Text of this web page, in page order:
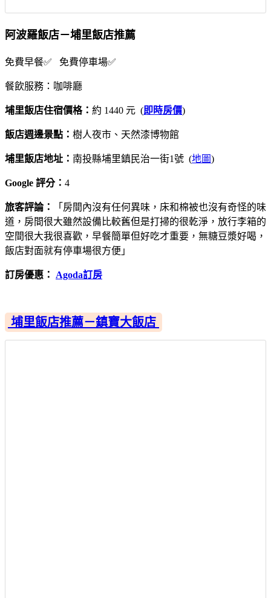
阿波羅飯店－埔里飯店推薦
免費早餐✅ 免費停車場✅
餐飲服務：咖啡廳
埔里飯店住宿價格： 約 1440 元 (即時房價)
飯店週邊景點： 樹人夜市、天然漆博物館
埔里飯店地址： 南投縣埔里鎮民治一街1號 (地圖)
Google 評分： 4
旅客評論：
「房間內沒有任何異味，床和棉被也沒有奇怪的味
道，房間很大雖然設備比較舊但是打掃的很乾淨，放行李箱的
空間很大我很喜歡，早餐簡單但好吃才重要，無糖豆漿好喝，
飯店對面就有停車場很方便」
訂房優惠： Agoda訂房
埔里飯店推薦－鎮寶大飯店